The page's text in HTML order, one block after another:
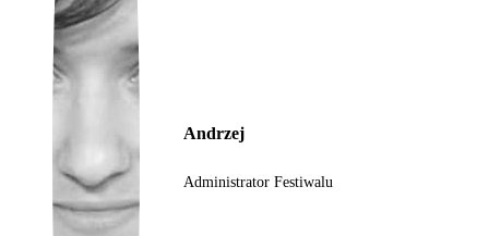
Ukrainian
Andrzej
Administrator Festiwalu